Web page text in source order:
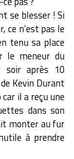
se blesser ! Si
ce n’est pas le
tenu sa place
le meneur du
soir après 10
Kevin Durant
il a reçu une
dans son
monter au fur
à prendre